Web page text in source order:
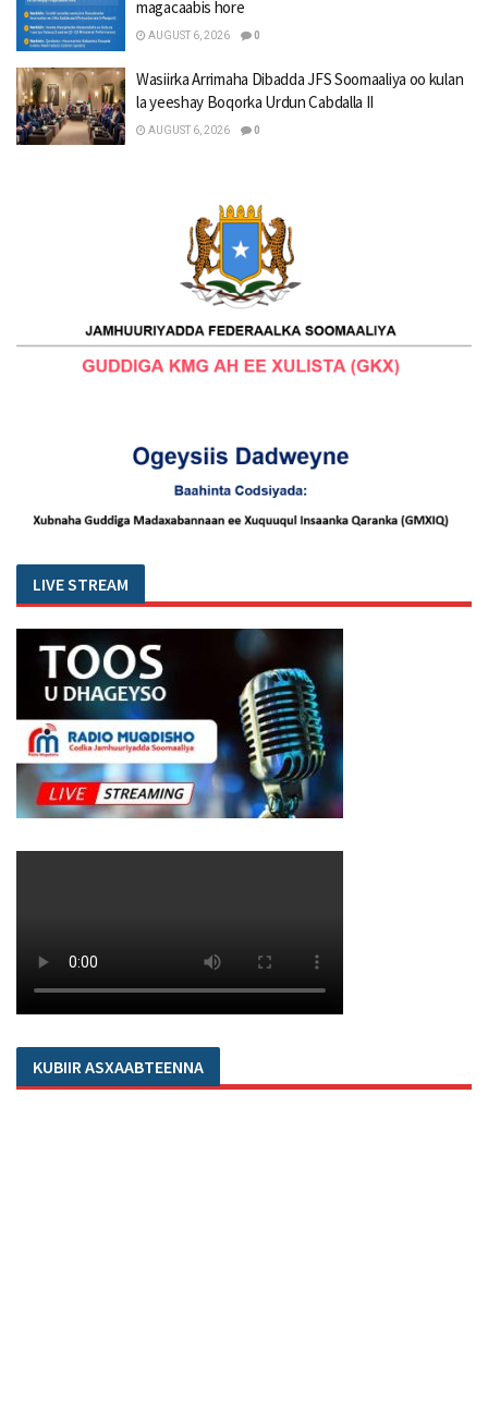
magacaabis hore
AUGUST 6, 2026 0
Wasiirka Arrimaha Dibadda JFS Soomaaliya oo kulan
la yeeshay Boqorka Urdun Cabdalla II
AUGUST 6, 2026 0
LIVE STREAM
KUBIIR ASXAABTEENNA